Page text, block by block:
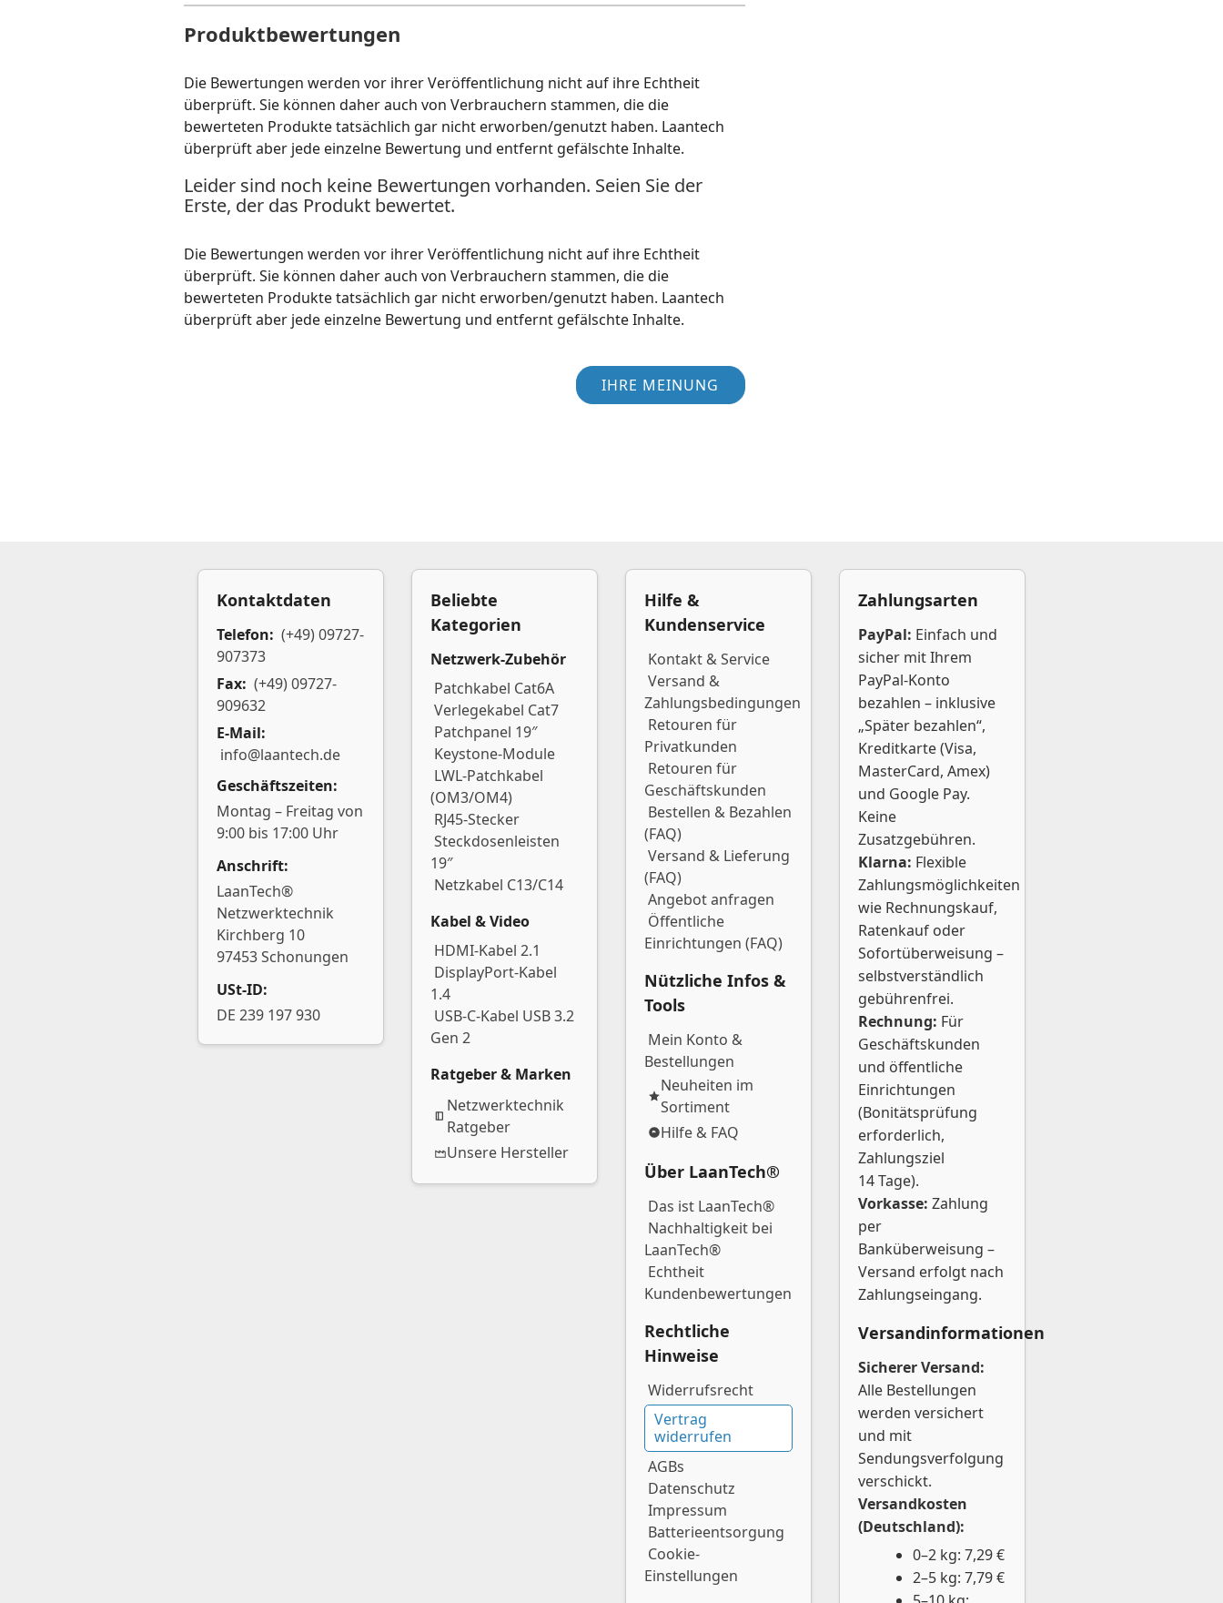
Produktbewertungen
Die Bewertungen werden vor ihrer Veröffentlichung nicht auf ihre Echtheit
überprüft. Sie können daher auch von Verbrauchern stammen, die die
bewerteten Produkte tatsächlich gar nicht erworben/genutzt haben. Laantech
überprüft aber jede einzelne Bewertung und entfernt gefälschte Inhalte.
Leider sind noch keine Bewertungen vorhanden. Seien Sie der
Erste, der das Produkt bewertet.
Die Bewertungen werden vor ihrer Veröffentlichung nicht auf ihre Echtheit
überprüft. Sie können daher auch von Verbrauchern stammen, die die
bewerteten Produkte tatsächlich gar nicht erworben/genutzt haben. Laantech
überprüft aber jede einzelne Bewertung und entfernt gefälschte Inhalte.
IHRE MEINUNG
Kontaktdaten
Telefon: (+49) 09727-
907373
Fax: (+49) 09727-
909632
E-Mail:
info@laantech.de
Geschäftszeiten:
Montag – Freitag von
9:00 bis 17:00 Uhr
Anschrift:
LaanTech®
Netzwerktechnik
Kirchberg 10
97453 Schonungen
USt-ID:
DE 239 197 930
Beliebte
Kategorien
Netzwerk-Zubehör
Patchkabel Cat6A
Verlegekabel Cat7
Patchpanel 19″
Keystone-Module
LWL-Patchkabel
(OM3/OM4)
RJ45-Stecker
Steckdosenleisten
19″
Netzkabel C13/C14
Kabel & Video
HDMI-Kabel 2.1
DisplayPort-Kabel
1.4
USB-C-Kabel USB 3.2
Gen 2
Ratgeber & Marken
Netzwerktechnik
Ratgeber
Unsere Hersteller
Hilfe &
Kundenservice
Kontakt & Service
Versand &
Zahlungsbedingungen
Retouren für
Privatkunden
Retouren für
Geschäftskunden
Bestellen & Bezahlen
(FAQ)
Versand & Lieferung
(FAQ)
Angebot anfragen
Öffentliche
Einrichtungen (FAQ)
Nützliche Infos &
Tools
Mein Konto &
Bestellungen
Neuheiten im
Sortiment
Hilfe & FAQ
Über LaanTech®
Das ist LaanTech®
Nachhaltigkeit bei
LaanTech®
Echtheit
Kundenbewertungen
Rechtliche
Hinweise
Widerrufsrecht
Vertrag
widerrufen
AGBs
Datenschutz
Impressum
Batterieentsorgung
Cookie-
Einstellungen
Zahlungsarten
PayPal: Einfach und
sicher mit Ihrem
PayPal-Konto
bezahlen – inklusive
„Später bezahlen“,
Kreditkarte (Visa,
MasterCard, Amex)
und Google Pay.
Keine
Zusatzgebühren.
Klarna: Flexible
Zahlungsmöglichkeiten
wie Rechnungskauf,
Ratenkauf oder
Sofortüberweisung –
selbstverständlich
gebührenfrei.
Rechnung: Für
Geschäftskunden
und öffentliche
Einrichtungen
(Bonitätsprüfung
erforderlich,
Zahlungsziel
14 Tage).
Vorkasse: Zahlung
per
Banküberweisung –
Versand erfolgt nach
Zahlungseingang.
Versandinformationen
Sicherer Versand:
Alle Bestellungen
werden versichert
und mit
Sendungsverfolgung
verschickt.
Versandkosten
(Deutschland):
0–2 kg: 7,29 €
2–5 kg: 7,79 €